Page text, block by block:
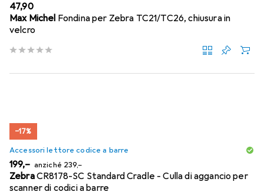
EUR
47,90
Max Michel Fondina per Zebra TC21/TC26, chiusura in
velcro
−17%
Accessori lettore codice a barre
EUR
199,– anziché EUR
239,–
ZebraCR8178-SC Standard Cradle - Culla di aggancio per
scanner di codici a barre